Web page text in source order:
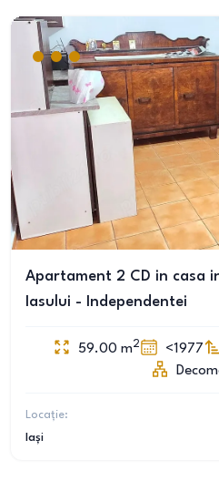
Apartament 2 CD in casa
Iasului - Independentei
59.00 m2 <1977
Locație:
Iași